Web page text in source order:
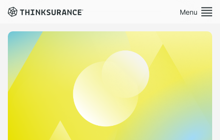
Menu
Book a Demo
Platform